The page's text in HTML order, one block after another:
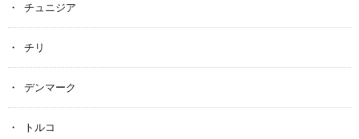
チュニジア
チリ
デンマーク
トルコ